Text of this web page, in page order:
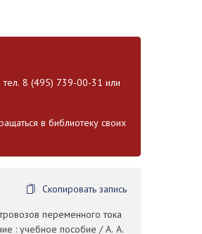
тел. 8 (495) 739-00-31 или
в библиотеку своих
Скопировать запись
переменного тока
: учебное пособие / А. А.